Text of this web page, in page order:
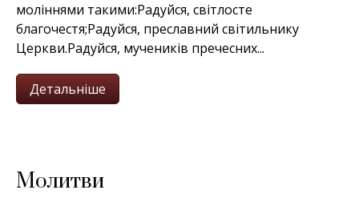
Молитви
моліннями такими:Радуйся, світлосте
благочестя;Радуйся, преславний світильнику
Церкви.Радуйся, мучеників пречесних...
Детальніше